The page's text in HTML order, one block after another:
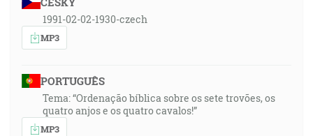
1991-02-02-1930-czech
MP3
PORTUGUÊS
Tema: “Ordenação bíblica sobre os sete trovões, os
quatro anjos e os quatro cavalos!”
MP3